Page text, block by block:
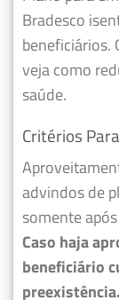
Bradesco
beneficiários.
veja como
saúde.
Critérios
advindos de
somente
Caso haja
beneficiário
preexistência.